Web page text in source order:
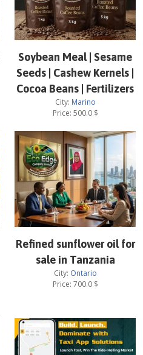
Soybean Meal | Sesame
Seeds | Cashew Kernels |
Cocoa Beans | Fertilizers
City: Marino
Price: 500.0$
Refined sunflower oil for
sale in Tanzania
City: Ontario
Price: 700.0$